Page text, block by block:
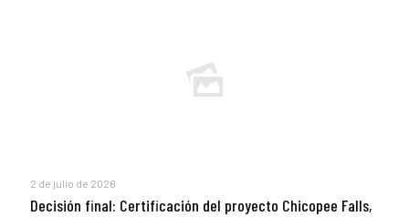
2 de julio de 2026
Decisión final: Certificación del proyecto Chicopee Falls,